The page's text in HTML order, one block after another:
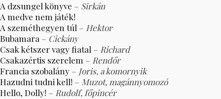
A dzsungel könyve – Sirkán
A medve nem játék!
A szeméthegyen túl – Hektor
Bubamara – Cickány
Csak kétszer vagy fiatal – Richard
Csakazértis szerelem – Rendőr
Francia szobalány – Joris, a komornyik
Hazudni tudni kell! – Muzot, magánnyomozó
Hello, Dolly! – Rudolf, főpincér